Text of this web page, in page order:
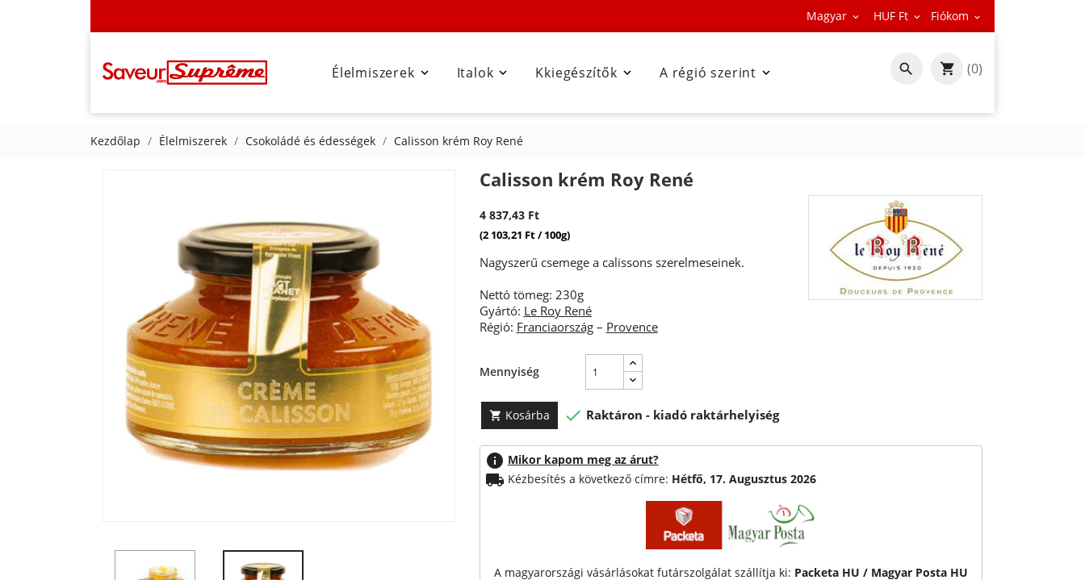
Magyar  HUF Ft  Fiókom 

Élelmiszerek 
Italok 
Kkiegészítők 
A régió szerint  (0)
Kezdőlap Élelmiszerek Csokoládé és édességek Calisson krém Roy René
Calisson krém Roy René
4 837,43 Ft
(2 103,21 Ft / 100g)
Nagyszerű csemege a calissons szerelmeseinek.
Nettó tömeg: 230g
Gyártó: Le Roy René
Régió: Franciaország– Provence
Mennyiség
 Kosárba  Raktáron - kiadó raktárhelyiség
info Mikor kapom meg az árut?
local_shipping Kézbesítés a következő címre: Hétfő, 17. Augusztus 2026
A magyarországi vásárlásokat futárszolgálat szállítja ki: Packeta HU / Magyar Posta HU